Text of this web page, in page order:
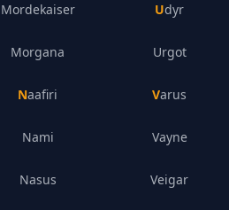
Mordekaiser
Morgana
Naafiri
Nami
Nasus
Udyr
Urgot
Varus
Vayne
Veigar